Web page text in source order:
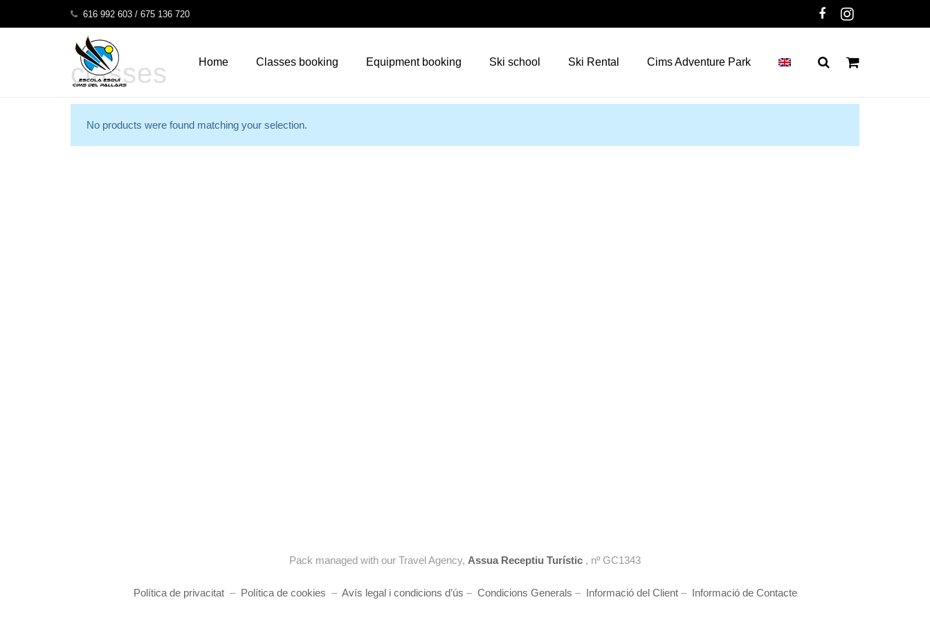
616 992 603 / 675 136 720
Home Classes booking Equipment booking Ski school Ski Rental Cims Adventure Park
classes
No products were found matching your selection.
Pack managed with our Travel Agency, Assua Receptiu Turístic , nº GC1343
Política de privacitat– Política de cookies – Avís legal i condicions d’ús – Condicions Generals – Informació del Client– Informació de Contacte